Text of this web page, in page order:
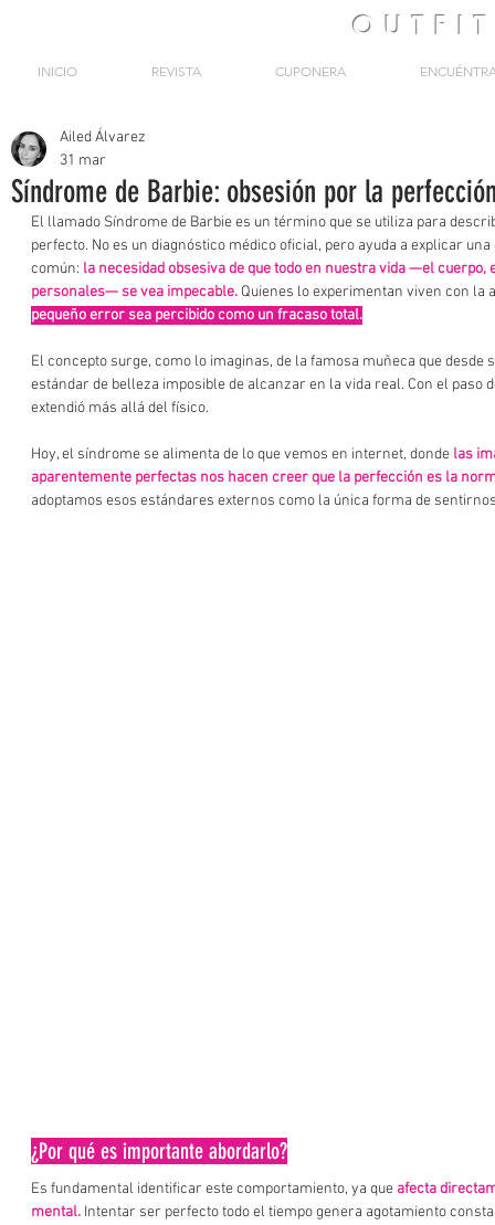
OUTFIT
INICIO REVISTA CUPONERA
Síndrome de Barbie: obsesión por la
Ailed Álvarez
31 mar
El llamado Síndrome de Barbie es un término que se utiliza para
perfecto. No es un diagnóstico médico oficial, pero ayuda a explicar
común: la necesidad obsesiva de que todo en nuestra vida —el
personales— se vea impecable. Quienes lo experimentan viven con la
pequeño error sea percibido como un fracaso total.
El concepto surge, como lo imaginas, de la famosa muñeca que
estándar de belleza imposible de alcanzar en la vida real. Con el paso
extendió más allá del físico.
Hoy, el síndrome se alimenta de lo que vemos en internet, donde las
aparentemente perfectas nos hacen creer que la perfección es la
adoptamos esos estándares externos como la única forma de
¿Por qué es importante abordarlo?
Es fundamental identificar este comportamiento, ya que afecta
mental. Intentar ser perfecto todo el tiempo genera agotamiento